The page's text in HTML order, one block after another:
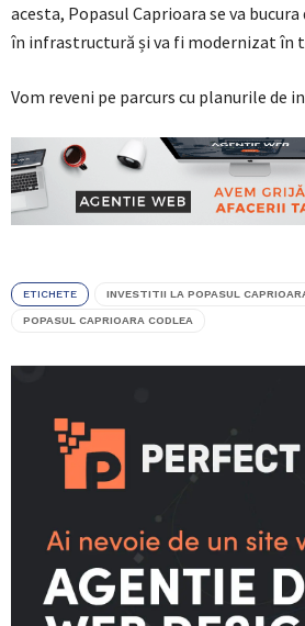
acesta, Popasul Caprioara se va
în infrastructură și va fi modernizat în
Vom reveni pe parcurs cu planurile de
ETICHETE INVESTITII LA POPASUL
POPASUL CAPRIOARA CODLEA